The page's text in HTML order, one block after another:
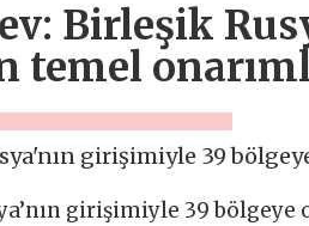
Birleşik
temel
girişimiyle 39
girişimiyle 39